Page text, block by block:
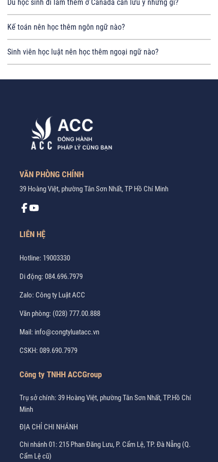
Du học sinh đi làm thêm ở Canada cần lưu ý những gì?
Kế toán nên học thêm ngôn ngữ nào?
Sinh viên học luật nên học thêm ngoại ngữ nào?
VĂN PHÒNG CHÍNH
39 Hoàng Việt, phường Tân Sơn Nhất, TP Hồ Chí Minh
LIÊN HỆ
Hotline: 19003330
Di động: 084.696.7979
Zalo: Công ty Luật ACC
Văn phòng: (028) 777.00.888
Mail: info@congtyluatacc.vn
CSKH: 089.690.7979
Công ty TNHH ACCGroup
Trụ sở chính: 39 Hoàng Việt, phường Tân Sơn Nhất, TP.Hồ Chí
Minh
ĐỊA CHỈ CHI NHÁNH
Chi nhánh 01: 215 Phan Đăng Lưu, P. Cẩm Lệ, TP. Đà Nẵng (Q.
Cẩm Lệ cũ)